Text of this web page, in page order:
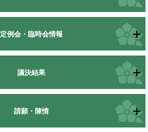
定例会・臨時会情報
議決結果
請願・陳情